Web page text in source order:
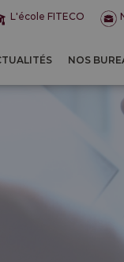
L'école FITECO
NOS